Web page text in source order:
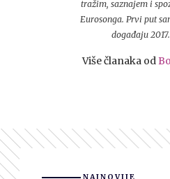
tražim, saznajem i
Eurosonga. Prvi put
događaju
Više članaka od